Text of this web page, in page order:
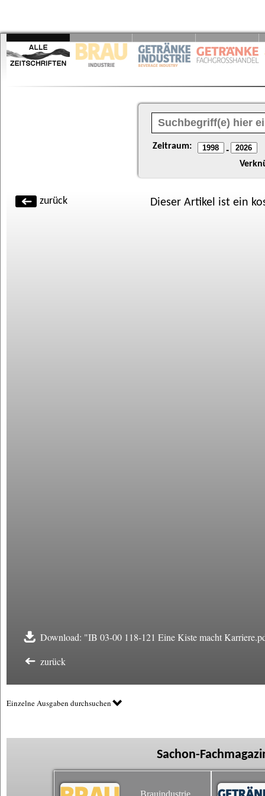
Zeitraum: -
zurück Dieser Artikel ist ein
Download: "IB 03-00 118-121 Eine Kiste macht
zurück
Einzelne Ausgaben durchsuchen
Sachon-
Brauindustrie